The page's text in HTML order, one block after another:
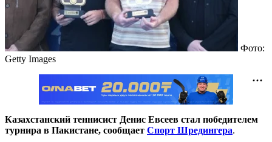
Фото:
Getty Images
Казахстанский теннисист Денис Евсеев стал победителем
турнира в Пакистане, сообщает Спорт Шредингера.